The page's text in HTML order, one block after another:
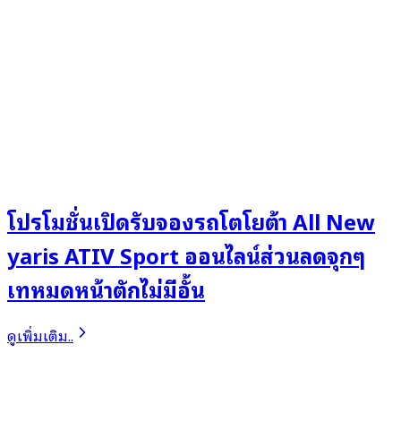
โปรโมชั่นเปิดรับจองรถโตโยต้า All New
yaris ATIV Sport ออนไลน์ส่วนลดจุกๆ
เทหมดหน้าตักไม่มีอั้น
ดูเพิ่มเติม..